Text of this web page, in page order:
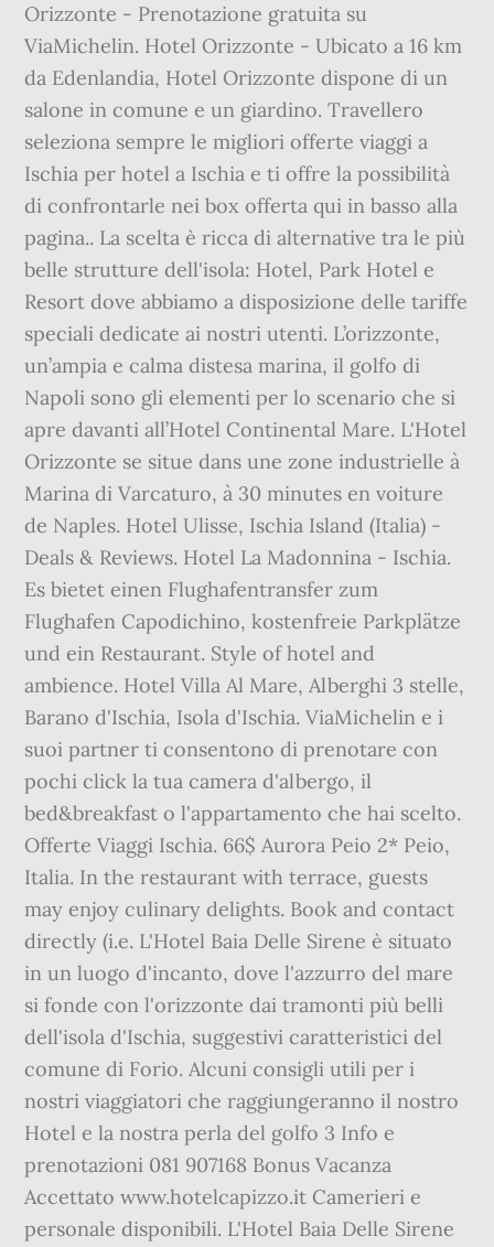
Orizzonte - Prenotazione gratuita su
ViaMichelin. Hotel Orizzonte - Ubicato a 16 km
da Edenlandia, Hotel Orizzonte dispone di un
salone in comune e un giardino. Travellero
seleziona sempre le migliori offerte viaggi a
Ischia per hotel a Ischia e ti offre la possibilità
di confrontarle nei box offerta qui in basso alla
pagina.. La scelta è ricca di alternative tra le più
belle strutture dell'isola: Hotel, Park Hotel e
Resort dove abbiamo a disposizione delle tariffe
speciali dedicate ai nostri utenti. L’orizzonte,
un’ampia e calma distesa marina, il golfo di
Napoli sono gli elementi per lo scenario che si
apre davanti all’Hotel Continental Mare. L'Hotel
Orizzonte se situe dans une zone industrielle à
Marina di Varcaturo, à 30 minutes en voiture
de Naples. Hotel Ulisse, Ischia Island (Italia) -
Deals & Reviews. Hotel La Madonnina - Ischia.
Es bietet einen Flughafentransfer zum
Flughafen Capodichino, kostenfreie Parkplätze
und ein Restaurant. Style of hotel and
ambience. Hotel Villa Al Mare, Alberghi 3 stelle,
Barano d'Ischia, Isola d'Ischia. ViaMichelin e i
suoi partner ti consentono di prenotare con
pochi click la tua camera d'albergo, il
bed&breakfast o l'appartamento che hai scelto.
Offerte Viaggi Ischia. 66$ Aurora Peio 2* Peio,
Italia. In the restaurant with terrace, guests
may enjoy culinary delights. Book and contact
directly (i.e. L'Hotel Baia Delle Sirene è situato
in un luogo d'incanto, dove l'azzurro del mare
si fonde con l'orizzonte dai tramonti più belli
dell'isola d'Ischia, suggestivi caratteristici del
comune di Forio. Alcuni consigli utili per i
nostri viaggiatori che raggiungeranno il nostro
Hotel e la nostra perla del golfo 3 Info e
prenotazioni 081 907168 Bonus Vacanza
Accettato www.hotelcapizzo.it Camerieri e
personale disponibili. L'Hotel Baia Delle Sirene